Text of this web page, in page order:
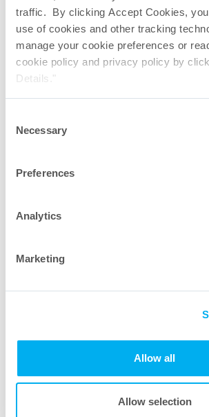
traffic. By clicking Accept Cookies,
use of cookies and other tracking
manage your cookie preferences or
cookie policy and privacy policy by
Details."
Selection
Necessary
Preferences
Analytics
Marketing
Allow all
Allow selection
Filtro 22S SFE